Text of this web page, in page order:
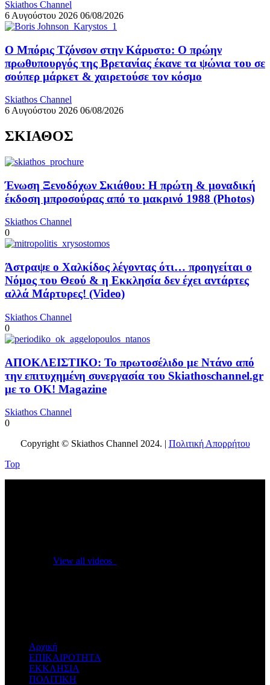
Skiathos Channel
6 Αυγούστου 2026 06/08/2026
Ο Μπόρις Τζόνσον στην Κάρυστο: Ο πρώην
πρωθυπουργός της Βρετανίας έκανε τα ψώνια του σε
σούπερ μάρκετ & χαιρετούσε τον κόσμο
Skiathos Channel
6 Αυγούστου 2026 06/08/2026
ΣΚΙΑΘΟΣ
Ένωση Ξενοδόχων Σκιάθου: Η πρώτη & μοναδική
έκδοση μπροσούρας από το μακρινό 1988 (Photos)
Skiathos Channel
0
Άστραψε ο Χαλκίδος λέγοντας ότι… προηγείται ο
Νόμος του Θεού & η Εκκλησία δεν έχει αντάρτες
αλλά Μάρτυρες! (Video)
Skiathos Channel
0
ΑΠΟΚΛΕΙΣΤΙΚΟ: Το πρωτοσέλιδο με Ντάνο από
την επιτυχημένη συνεργασία του Skiathoschannel.gr
με το OK! Magazine
Skiathos Channel
0
Copyright © Skiathos Channel 2024. | Πολιτική Απορρήτου
Top
View all videos
Αρχική
ΕΠΙΚΑΙΡΟΤΗΤΑ
ΕΚΚΛΗΣΙΑ
ΠΟΛΙΤΙΚΗ